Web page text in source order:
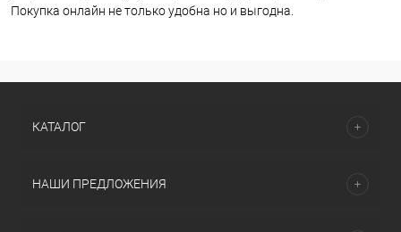
Покупка онлайн не только удобна но и выгодна.
КАТАЛОГ
НАШИ ПРЕДЛОЖЕНИЯ